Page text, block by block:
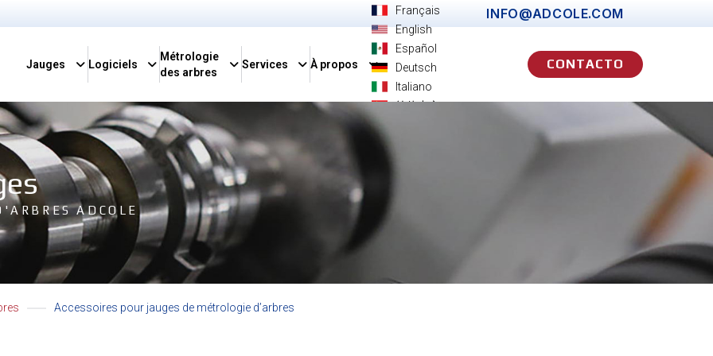
Français
English
Español
Deutsch
Italiano
简体中文
INFO@ADCOLE.COM
Jauges Logiciels
Métrologie
des arbres
Services À propos CONTACTO
ADCOLE
Accessoires pour jauges de métrologie d’arbres